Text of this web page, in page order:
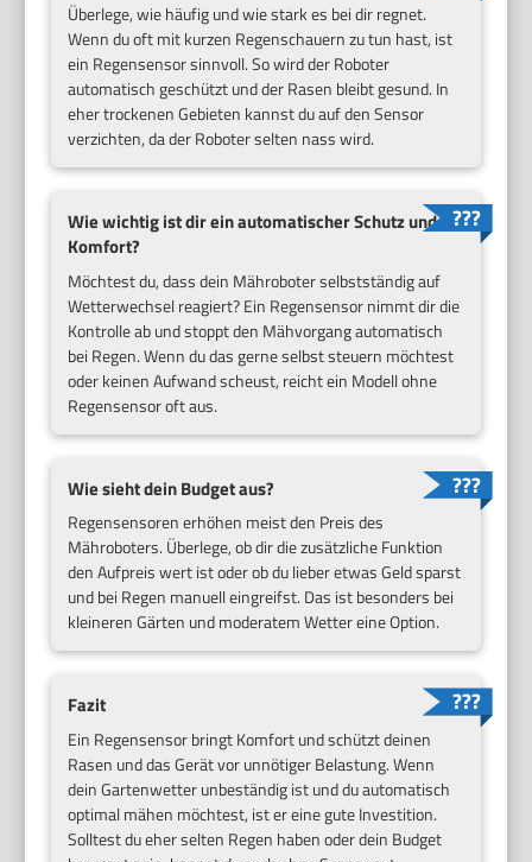
Überlege, wie häufig und wie stark es bei dir regnet.
Wenn du oft mit kurzen Regenschauern zu tun hast, ist
ein Regensensor sinnvoll. So wird der Roboter
automatisch geschützt und der Rasen bleibt gesund. In
eher trockenen Gebieten kannst du auf den Sensor
verzichten, da der Roboter selten nass wird.
Wie wichtig ist dir ein automatischer Schutz und
Komfort?
Möchtest du, dass dein Mähroboter selbstständig auf
Wetterwechsel reagiert? Ein Regensensor nimmt dir die
Kontrolle ab und stoppt den Mähvorgang automatisch
bei Regen. Wenn du das gerne selbst steuern möchtest
oder keinen Aufwand scheust, reicht ein Modell ohne
Regensensor oft aus.
Wie sieht dein Budget aus?
Regensensoren erhöhen meist den Preis des
Mähroboters. Überlege, ob dir die zusätzliche Funktion
den Aufpreis wert ist oder ob du lieber etwas Geld sparst
und bei Regen manuell eingreifst. Das ist besonders bei
kleineren Gärten und moderatem Wetter eine Option.
Fazit
Ein Regensensor bringt Komfort und schützt deinen
Rasen und das Gerät vor unnötiger Belastung. Wenn
dein Gartenwetter unbeständig ist und du automatisch
optimal mähen möchtest, ist er eine gute Investition.
Solltest du eher selten Regen haben oder dein Budget